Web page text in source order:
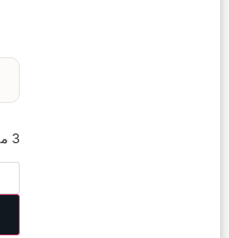
3 متوفر في المخزون